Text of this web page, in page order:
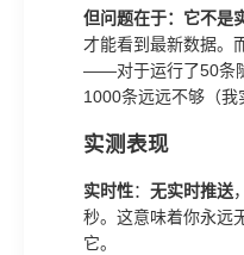
但问题在于：它不是
才能看到最新数据。
——对于运行了50条
1000条远远不够（我
实测表现
实时性： 无实时推送
秒。这意味着你永远
它。